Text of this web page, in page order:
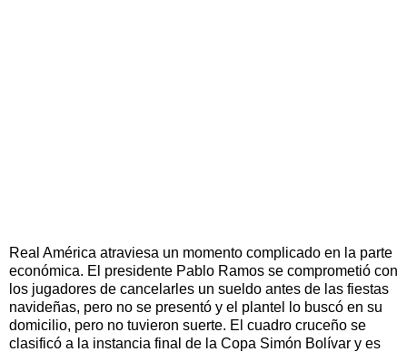
Real América atraviesa un momento complicado en la parte
económica. El presidente Pablo Ramos se comprometió con
los jugadores de cancelarles un sueldo antes de las fiestas
navideñas, pero no se presentó y el plantel lo buscó en su
domicilio, pero no tuvieron suerte. El cuadro cruceño se
clasificó a la instancia final de la Copa Simón Bolívar y es